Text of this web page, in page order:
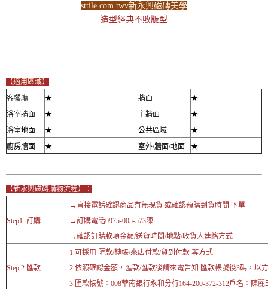
sttile.com.twv新永興磁磚美學
造型經典不敗版型
【適用區域】
客餐廳
★ 牆面
★
浴室牆面
★ 主牆面
★
浴室地面
★ 公共區域
★
廚房牆面
★ 室外/牆面/地面 ★
【新永興磁磚購物流程】：
Step1 訂購
→直接電話確認商品有無現貨 或確認預購到貨時間 下單
→訂購電話0975-005-573陳
→確認訂購款項金額/送貨時間/地點/收貨人連絡方式
Step 2 匯款
1.可採用 匯款/轉帳/來店付款/貨到付款 等方式
2.依照確認金額，匯款/匯款後請來電告知 匯款帳號後3碼，以
3.匯款帳號：008華南銀行永和分行164-200-372-312戶名：陳麗